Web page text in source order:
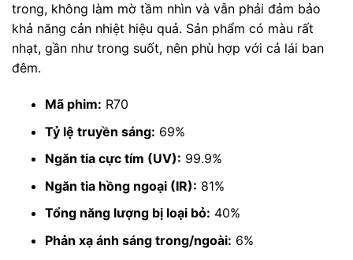
trong, không làm mờ tầm nhìn và vẫn phải đảm bảo
khả năng cản nhiệt hiệu quả. Sản phẩm có màu rất
nhạt, gần như trong suốt, nên phù hợp với cả lái ban
đêm.
Mã phim: R70
Tỷ lệ truyền sáng: 69%
Ngăn tia cực tím (UV): 99.9%
Ngăn tia hồng ngoại (IR): 81%
Tổng năng lượng bị loại bỏ: 40%
Phản xạ ánh sáng trong/ngoài: 6%